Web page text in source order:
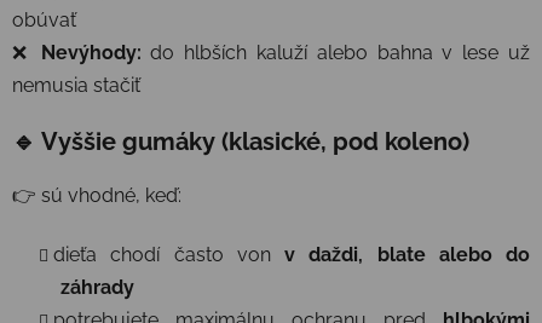
obúvať
❌ Nevýhody: do hlbších kaluží alebo bahna v lese už
nemusia stačiť
🔹 Vyššie gumáky (klasické, pod koleno)
👉 sú vhodné, keď:
dieťa chodí často von v daždi, blate alebo do
záhrady